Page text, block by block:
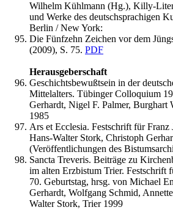
Wilhelm Kühlmann (Hg.), Killy-
und Werke des deutschsprachigen
Berlin / New York:
Die Fünfzehn Zeichen vor dem
(2009), S. 75. PDF
Herausgeberschaft
Geschichtsbewußtsein in der
Mittelalters. Tübinger Colloquium
Gerhardt, Nigel F. Palmer, Burghart
1985
Ars et Ecclesia. Festschrift für Franz
Hans-Walter Stork, Christoph
(Veröffentlichungen des
Sancta Treveris. Beiträge zu
im alten Erzbistum Trier. Festschrift
70. Geburtstag, hrsg. von Michael
Gerhardt, Wolfgang Schmid,
Walter Stork, Trier 1999